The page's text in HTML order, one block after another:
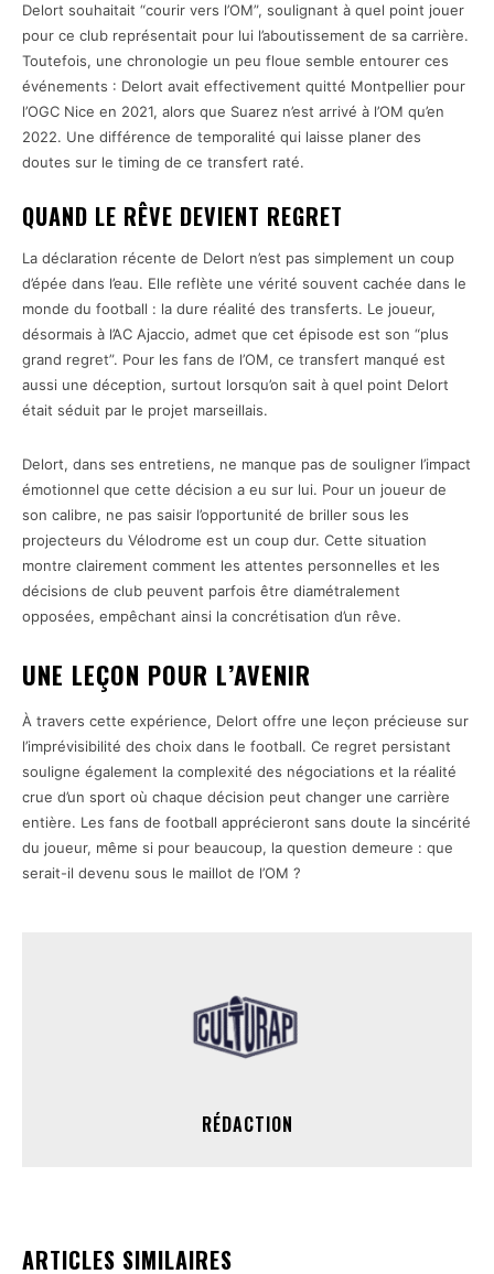
Delort souhaitait “courir vers l’OM”, soulignant à quel point jouer
pour ce club représentait pour lui l’aboutissement de sa carrière.
Toutefois, une chronologie un peu floue semble entourer ces
événements : Delort avait effectivement quitté Montpellier pour
l’OGC Nice en 2021, alors que Suarez n’est arrivé à l’OM qu’en
2022. Une différence de temporalité qui laisse planer des
doutes sur le timing de ce transfert raté.
QUAND LE RÊVE DEVIENT REGRET
La déclaration récente de Delort n’est pas simplement un coup
d’épée dans l’eau. Elle reflète une vérité souvent cachée dans le
monde du football : la dure réalité des transferts. Le joueur,
désormais à l’AC Ajaccio, admet que cet épisode est son “plus
grand regret”. Pour les fans de l’OM, ce transfert manqué est
aussi une déception, surtout lorsqu’on sait à quel point Delort
était séduit par le projet marseillais.
Delort, dans ses entretiens, ne manque pas de souligner l’impact
émotionnel que cette décision a eu sur lui. Pour un joueur de
son calibre, ne pas saisir l’opportunité de briller sous les
projecteurs du Vélodrome est un coup dur. Cette situation
montre clairement comment les attentes personnelles et les
décisions de club peuvent parfois être diamétralement
opposées, empêchant ainsi la concrétisation d’un rêve.
UNE LEÇON POUR L’AVENIR
À travers cette expérience, Delort offre une leçon précieuse sur
l’imprévisibilité des choix dans le football. Ce regret persistant
souligne également la complexité des négociations et la réalité
crue d’un sport où chaque décision peut changer une carrière
entière. Les fans de football apprécieront sans doute la sincérité
du joueur, même si pour beaucoup, la question demeure : que
serait-il devenu sous le maillot de l’OM ?
RÉDACTION
ARTICLES SIMILAIRES